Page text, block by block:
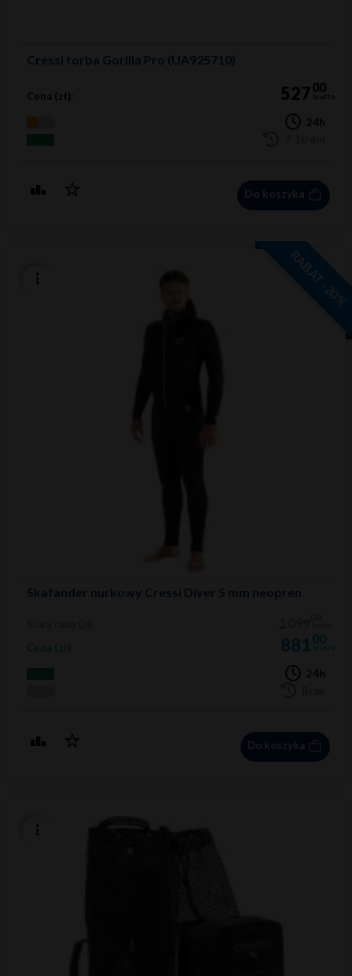
Cressi torba Gorilla Pro (UA925710)
Cena (zł): 52700
brutto
24h
Do koszyka
RABAT -20%
Skafander nurkowy Cressi Diver 5 mm neopren
Cena (zł): 88100
brutto
24h
Do koszyka